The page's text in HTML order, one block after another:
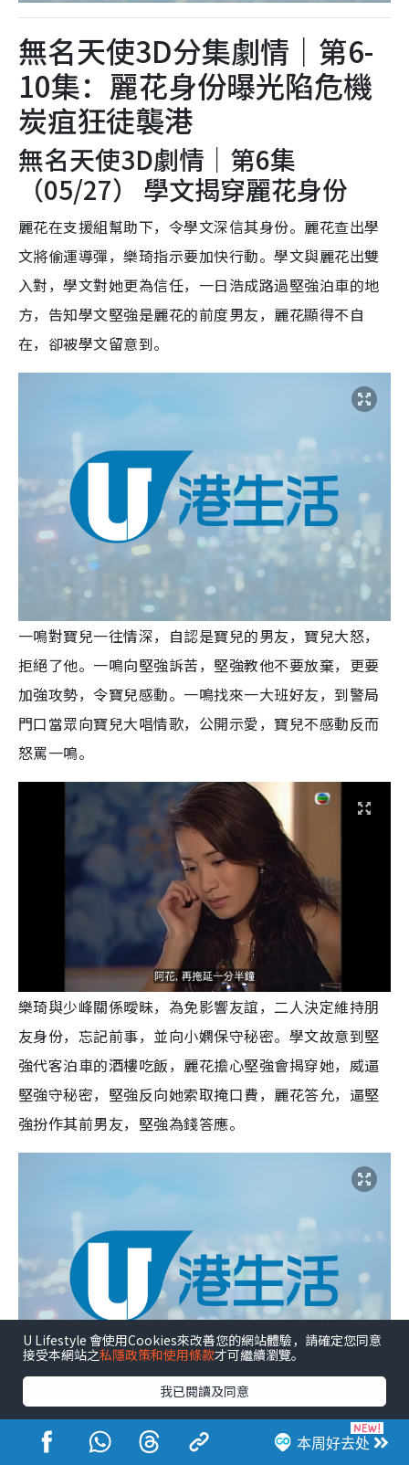
無名天使3D分集劇情｜第6-
10集：麗花身份曝光陷危機
炭疽狂徒襲港
無名天使3D劇情｜第6集
（05/27） 學文揭穿麗花身份
麗花在支援組幫助下，令學文深信其身份。麗花查出學
文將偷運導彈，樂琦指示要加快行動。學文與麗花出雙
入對，學文對她更為信任，一日浩成路過堅強泊車的地
方，告知學文堅強是麗花的前度男友，麗花顯得不自
在，卻被學文留意到。
一鳴對寶兒一往情深，自認是寶兒的男友，寶兒大怒，
拒絕了他。一鳴向堅強訴苦，堅強教他不要放棄，更要
加強攻勢，令寶兒感動。一鳴找來一大班好友，到警局
門口當眾向寶兒大唱情歌，公開示愛，寶兒不感動反而
怒罵一鳴。
樂琦與少峰關係曖昧，為免影響友誼，二人決定維持朋
友身份，忘記前事，並向小嫻保守秘密。學文故意到堅
強代客泊車的酒樓吃飯，麗花擔心堅強會揭穿她，威逼
堅強守秘密，堅強反向她索取掩口費，麗花答允，逼堅
強扮作其前男友，堅強為錢答應。
堅強以前男友身份感激學文照顧麗花，學文見堅強狀似
潦倒，擔心他會滋擾麗花，謂會令他消失，嚇壞麗花，
本周好去处
U Lifestyle 會使用Cookies來改善您的網站體驗，請確定您同意
接受本網站之私隱政策和使用條款才可繼續瀏覽。
我已閱讀及同意